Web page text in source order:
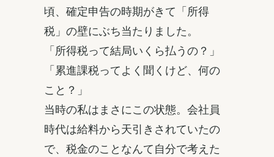
頃、確定申告の時期がきて「所得
税」の壁にぶち当たりました。
「所得税って結局いくら払うの？」
「累進課税ってよく聞くけど、何の
こと？」
当時の私はまさにこの状態。会社員
時代は給料から天引きされていたの
で、税金のことなんて自分で考えた